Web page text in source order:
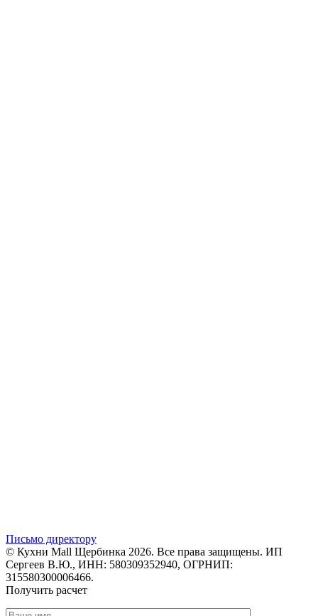
Письмо директору
© Кухни Mall Щербинка 2026. Все права защищены. ИП
Сергеев В.Ю., ИНН: 580309352940, ОГРНИП:
315580300006466.
Получить расчет